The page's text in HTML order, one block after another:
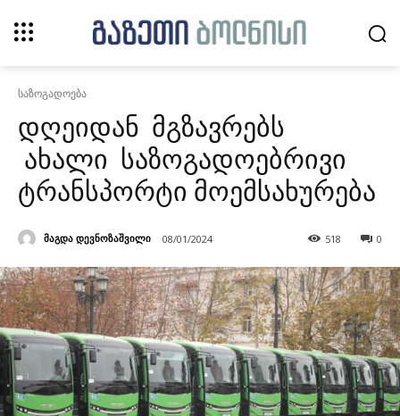
საზოგადოება
დღეიდან მგზავრებს
ახალი საზოგადოებრივი
ტრანსპორტი მოემსახურება
მაგდა დევნოზაშვილი 08/01/2024 0
518